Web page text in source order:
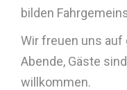
bilden
Wir freuen uns
Abende, Gäste
willkommen.